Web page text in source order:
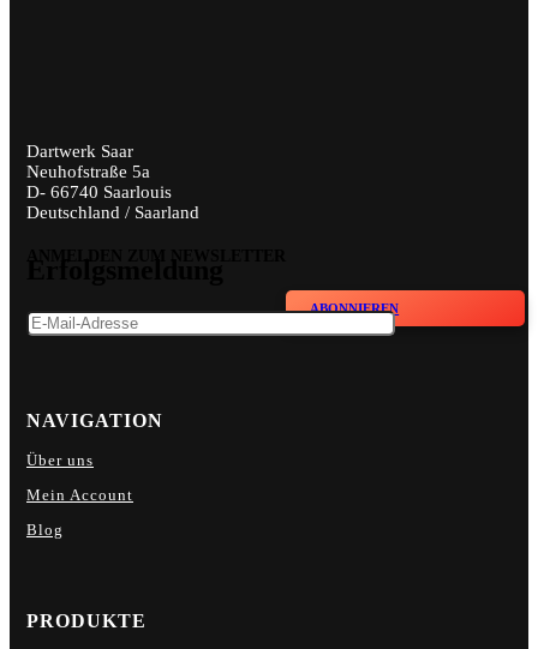
Dartwerk Saar
Neuhofstraße 5a
D- 66740 Saarlouis
Deutschland / Saarland
ABONNIEREN
NAVIGATION
Über uns
Mein Account
Blog
PRODUKTE